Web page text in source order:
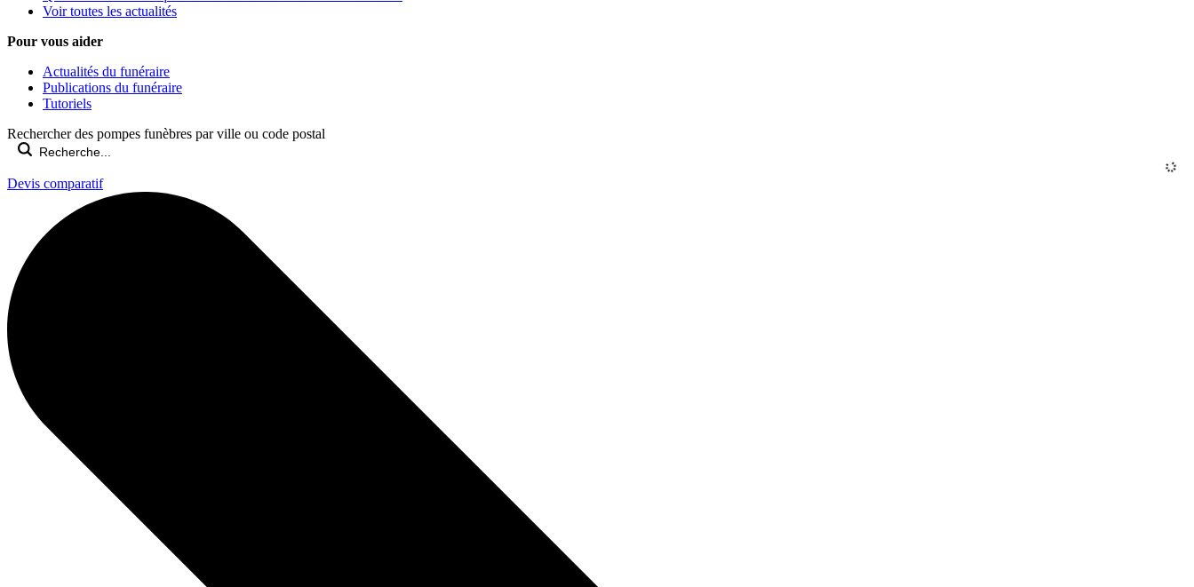
Voir toutes les actualités
Pour vous aider
Actualités du funéraire
Publications du funéraire
Tutoriels
Rechercher des pompes funèbres par ville ou code postal
Devis comparatif